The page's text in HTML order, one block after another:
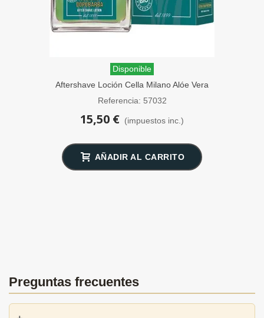
Disponible
Aftershave Loción Cella Milano Alóe Vera
Bío 100ml
Referencia: 57032
15,50 € (impuestos inc.)
AÑADIR AL CARRITO
Preguntas frecuentes